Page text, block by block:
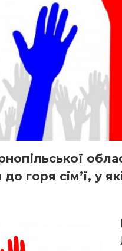
горя сім’ї, у